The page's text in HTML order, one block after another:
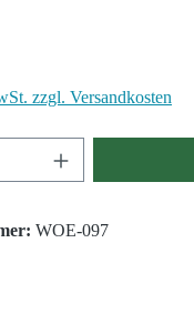
zzgl. Versandkosten
Gib den
WOE-097